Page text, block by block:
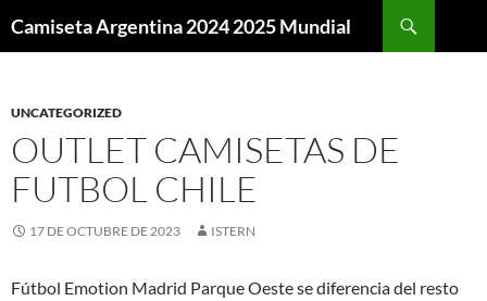
Camiseta Argentina 2024 2025 Mundial
UNCATEGORIZED
OUTLET CAMISETAS DE
FUTBOL CHILE
17 DE OCTUBRE DE 2023 ISTERN
Fútbol Emotion Madrid Parque Oeste se diferencia del resto